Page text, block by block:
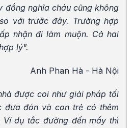
đồng nghĩa cháu cũng không
với trước đây. Trường hợp
nhận đi làm muộn. Cả hai
lý".
Anh Phan Hà - Hà Nội
được coi như giải pháp tối
đưa đón và con trẻ có thêm
Ví dụ tắc đường đến mấy thì